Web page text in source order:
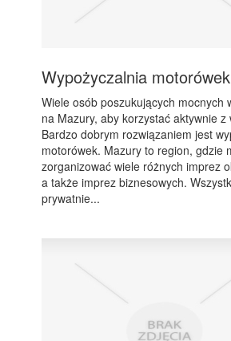
Wypożyczalnia
Wiele osób poszukujących mocnych
na Mazury, aby korzystać aktywnie z
Bardzo dobrym rozwiązaniem jest
motorówek. Mazury to region, gdzie
zorganizować wiele różnych imprez
a także imprez biznesowych.
prywatnie...